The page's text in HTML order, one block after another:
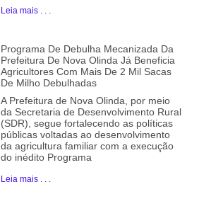
Leia mais . . .
Programa De Debulha Mecanizada Da
Prefeitura De Nova Olinda Já Beneficia
Agricultores Com Mais De 2 Mil Sacas
De Milho Debulhadas
A Prefeitura de Nova Olinda, por meio
da Secretaria de Desenvolvimento Rural
(SDR), segue fortalecendo as políticas
públicas voltadas ao desenvolvimento
da agricultura familiar com a execução
do inédito Programa
Leia mais . . .